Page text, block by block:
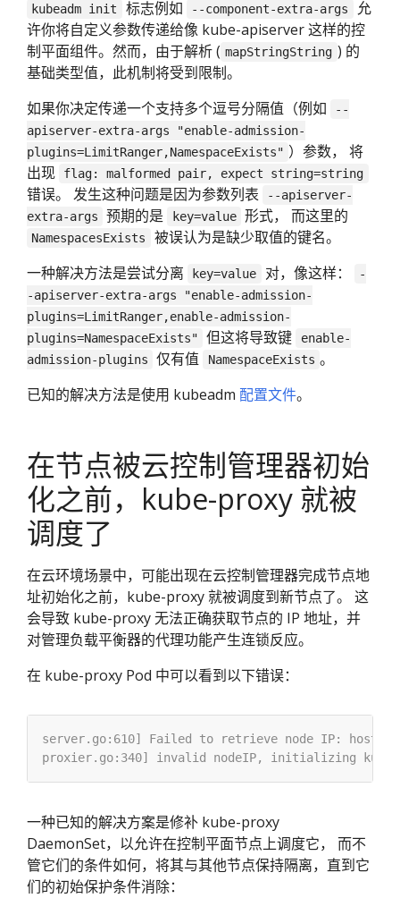
kubeadm init 标志例如 --component-extra-args
允
许你将自定义参数传递给像 kube-apiserver 这样的控
制平面组件。然而，由于解析 ( mapStringString ) 的
基础类型值，此机制将受到限制。
如果你决定传递一个支持多个逗号分隔值（例如
--
apiserver-extra-args "enable-admission-
plugins=LimitRanger,NamespaceExists" ）参数， 将
出现
flag: malformed pair, expect string=string
错误。 发生这种问题是因为参数列表
--apiserver-
extra-args
预期的是 key=value 形式， 而这里的
NamespacesExists
被误认为是缺少取值的键名。
一种解决方法是尝试分离
key=value 对，像这样：
-
-apiserver-extra-args "enable-admission-
plugins=LimitRanger,enable-admission-
plugins=NamespaceExists"
但这将导致键
enable-
admission-plugins
仅有值 NamespaceExists 。
已知的解决方法是使用 kubeadm 配置文件。
在节点被云控制管理器初始
化之前，kube-proxy 就被
调度了
在云环境场景中，可能出现在云控制管理器完成节点地
址初始化之前，kube-proxy 就被调度到新节点了。 这
会导致 kube-proxy 无法正确获取节点的 IP 地址，并
对管理负载平衡器的代理功能产生连锁反应。
在 kube-proxy Pod 中可以看到以下错误：
一种已知的解决方案是修补 kube-proxy
DaemonSet，以允许在控制平面节点上调度它， 而不
管它们的条件如何，将其与其他节点保持隔离，直到它
们的初始保护条件消除：